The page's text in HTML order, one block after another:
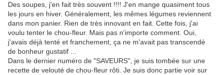
Des soupes, j'en fait très souvent !!!! J'en mange quasiment tous
les jours en hiver. Généralement, les mêmes légumes reviennent
dans mon panier. Rien de très innovant en fait. Cette fois, j'ai
voulu tenter le chou-fleur. Mais pas n'importe comment. Oui,
j'avais déjà tenté et franchement, ça ne m'avait pas transcendé
de bonheur gustatif ...
Dans le dernier numéro de "SAVEURS", je suis tombée sur une
recette de velouté de chou-fleur rôti. Je suis donc partie voir sur